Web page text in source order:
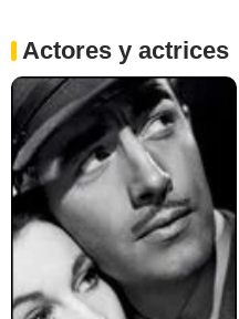
Actores y actrices